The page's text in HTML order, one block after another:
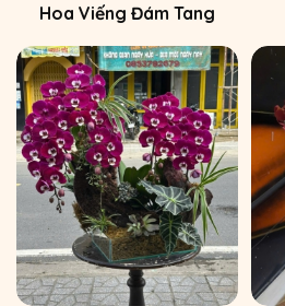
Hoa Viếng Đám Tang